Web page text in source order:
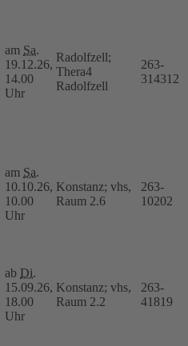
am Sa.
19.12.26,
14.00
Uhr
Radolfzell;
Thera4
Radolfzell
263-
314312
am Sa.
10.10.26,
10.00
Uhr
Konstanz; vhs,
Raum 2.6
263-
10202
ab Di.
15.09.26,
18.00
Uhr
Konstanz; vhs,
Raum 2.2
263-
41819